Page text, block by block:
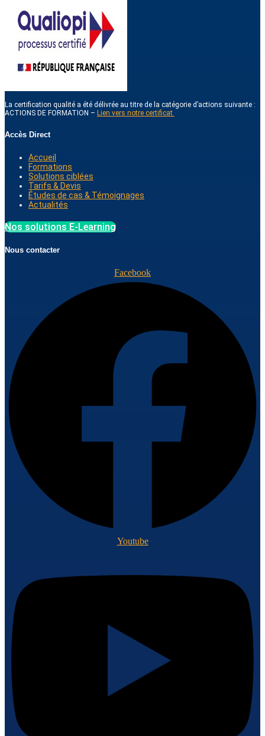
La certification qualité a été délivrée au titre de la catégorie d’actions suivante :
ACTIONS DE FORMATION – Lien vers notre certificat
Accès Direct
Accueil
Formations
Solutions ciblées
Tarifs & Devis
Études de cas & Témoignages
Actualités
Nos solutions E-Learning
Nous contacter
Facebook
Youtube